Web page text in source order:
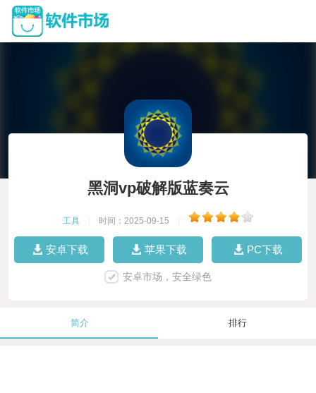
黑洞vp破解版蓝奏云
工具 时间：2025-09-15
安卓下载 苹果下载 PC下载
安卓市场，安全绿色
简介 排行